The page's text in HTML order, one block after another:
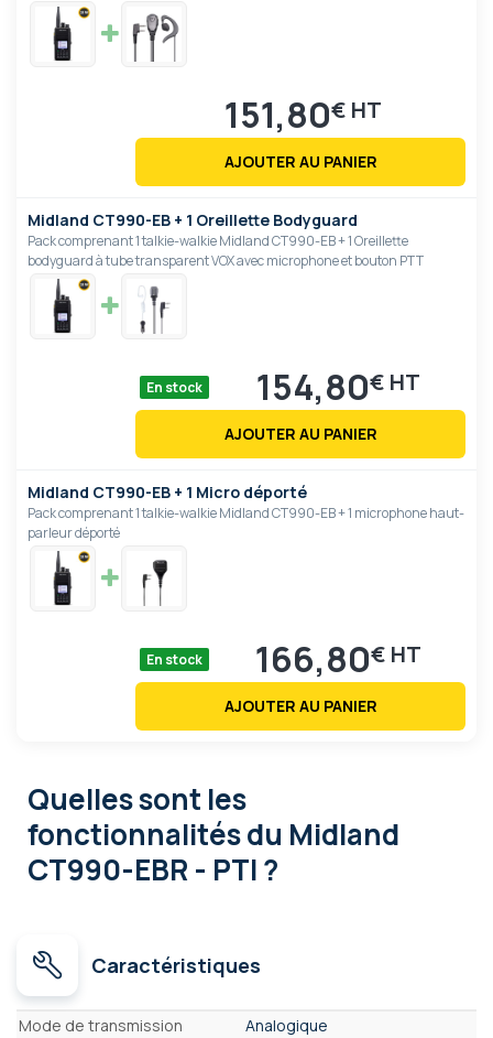
151,80€
AJOUTER AU PANIER
Midland CT990-EB + 1 Oreillette Bodyguard
Pack comprenant 1 talkie-walkie Midland CT990-EB + 1 Oreillette
bodyguard à tube transparent VOX avec microphone et bouton PTT
En stock 154,80€
AJOUTER AU PANIER
Midland CT990-EB + 1 Micro déporté
Pack comprenant 1 talkie-walkie Midland CT990-EB + 1 microphone haut-
parleur déporté
En stock 166,80€
AJOUTER AU PANIER
Quelles sont les
fonctionnalitésdu Midland
CT990-EBR - PTI ?
Caractéristiques
Caractéristiques
Mode de transmission
Analogique